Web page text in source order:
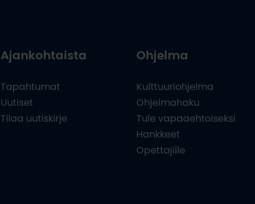
Ajankohtaista
Tapahtumat
Uutiset
Tilaa uutiskirje
Ohjelma
Kulttuuriohjelma
Ohjelmahaku
Tule vapaaehtoiseksi
Hankkeet
Opettajille